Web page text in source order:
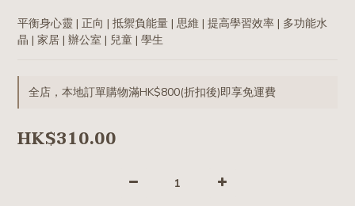
平衡身心靈 | 正向 | 抵禦負能量 | 思維 | 提高學習效率 | 多功能水
晶 | 家居 | 辦公室 | 兒童 | 學生
全店，本地訂單購物滿HK$800(折扣後)即享免運費
HK$310.00